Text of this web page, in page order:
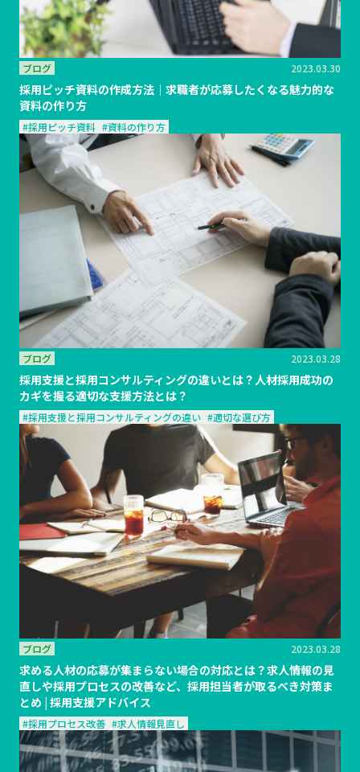
ブログ 2023.03.30
採用ピッチ資料の作成方法｜求職者が応募したくなる魅力的な
資料の作り方
#採用ピッチ資料 #資料の作り方
ブログ 2023.03.28
採用支援と採用コンサルティングの違いとは？人材採用成功の
カギを握る適切な支援方法とは？
#採用支援と採用コンサルティングの違い #適切な選び方
ブログ 2023.03.28
求める人材の応募が集まらない場合の対応とは？求人情報の見
直しや採用プロセスの改善など、採用担当者が取るべき対策ま
とめ | 採用支援アドバイス
#採用プロセス改善 #求人情報見直し